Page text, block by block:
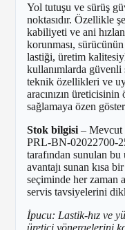
Yol tutuşu ve sürüş
noktasıdır. Özellikle
kabiliyeti ve ani
korunması,
lastiği, üretim
kullanımlarda güvenli
teknik özellikleri ve
aracınızın
sağlamaya özen
Stok bilgisi – Mevcut
PRL-BN-02022700-
tarafından sunulan bu
avantajı sunan kısa
seçiminde her zaman
servis tavsiyelerini
İpucu: Lastik-hız ve
üretici yönergelerini